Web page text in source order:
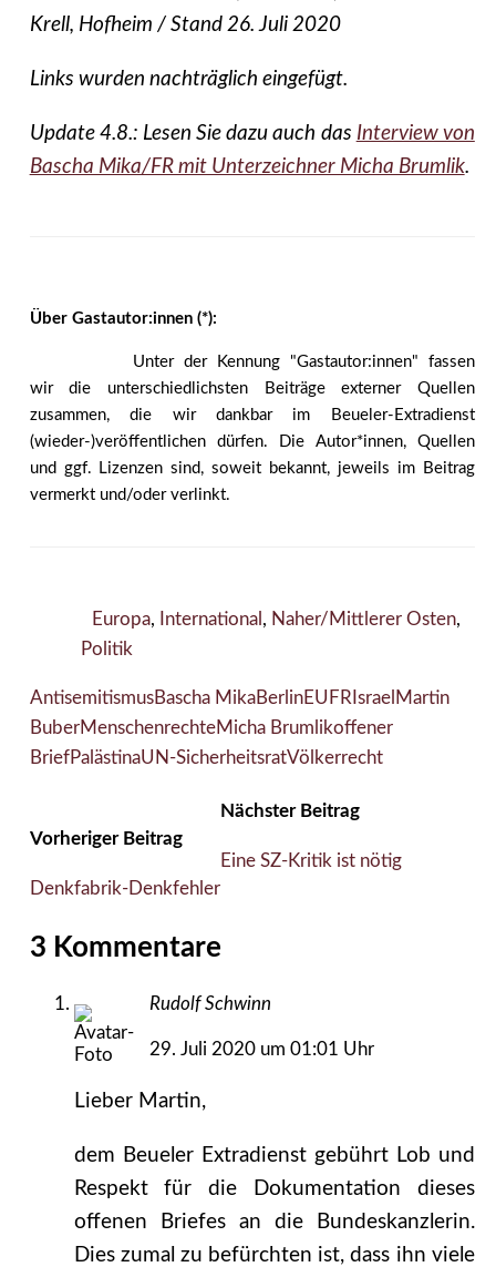
Krell, Hofheim / Stand 26. Juli 2020
Links wurden nachträglich eingefügt.
Update 4.8.: Lesen Sie dazu auch das Interview von
Bascha Mika/FR mit Unterzeichner Micha Brumlik.
Über Gastautor:innen (*):
Unter der Kennung "Gastautor:innen" fassen
wir die unterschiedlichsten Beiträge externer Quellen
zusammen, die wir dankbar im Beueler-Extradienst
(wieder-)veröffentlichen dürfen. Die Autor*innen, Quellen
und ggf. Lizenzen sind, soweit bekannt, jeweils im Beitrag
vermerkt und/oder verlinkt.
Europa, International , Naher/Mittlerer Osten,
Politik
AntisemitismusBascha MikaBerlinEU FR Israel Martin
BuberMenschenrechteMicha Brumlikoffener
BriefPalästinaUN-SicherheitsratVölkerrecht
Vorheriger Beitrag
Denkfabrik-Denkfehler
Nächster Beitrag
Eine SZ-Kritik ist nötig
3 Kommentare
Rudolf Schwinn
29. Juli 2020 um 01:01 Uhr
Lieber Martin,
dem Beueler Extradienst gebührt Lob und
Respekt für die Dokumentation dieses
offenen Briefes an die Bundeskanzlerin.
Dies zumal zu befürchten ist, dass ihn viele